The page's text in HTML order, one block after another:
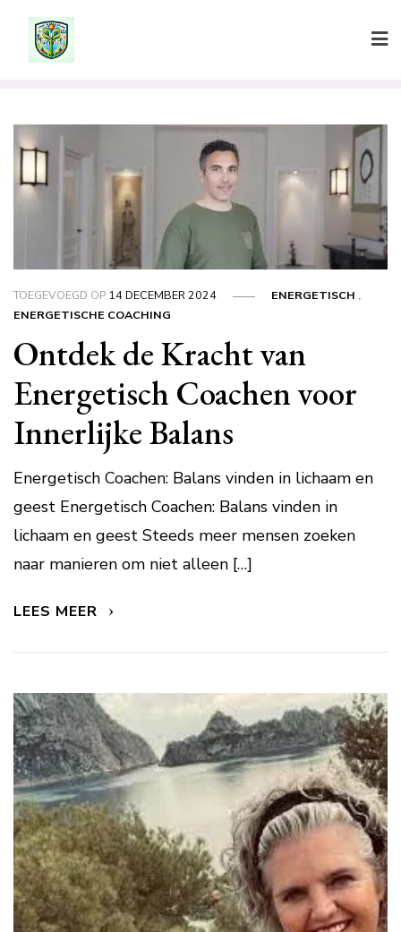
TOEGEVOEGD OP 14 DECEMBER 2024 ENERGETISCH ,
ENERGETISCHE COACHING
Ontdek de Kracht van
Energetisch Coachen voor
Innerlijke Balans
Energetisch Coachen: Balans vinden in lichaam en
geest Energetisch Coachen: Balans vinden in
lichaam en geest Steeds meer mensen zoeken
naar manieren om niet alleen […]
LEES MEER